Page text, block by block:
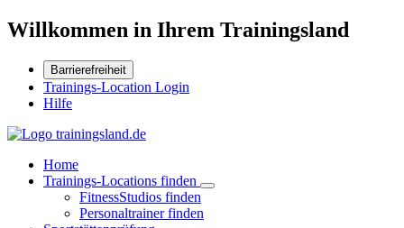
Willkommen in Ihrem Trainingsland
Barrierefreiheit
Trainings-Location Login
Hilfe
Home
Trainings-Locations finden
FitnessStudios finden
Personaltrainer finden